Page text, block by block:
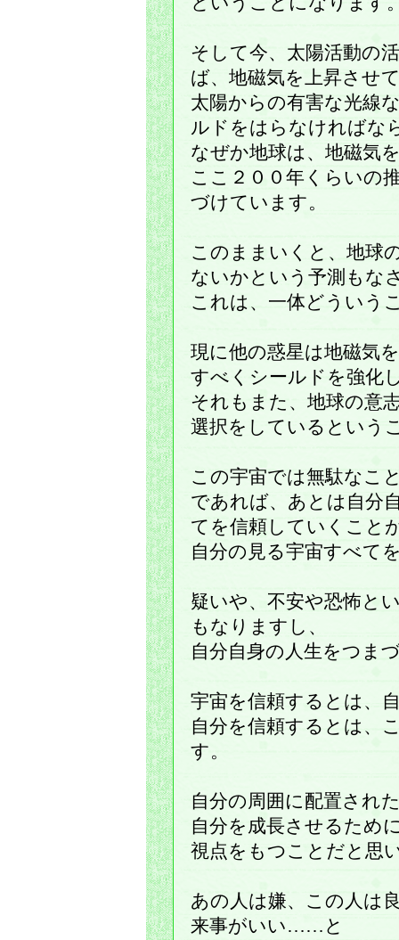
そして今、太陽活動の
ば、地磁気を上昇させ
太陽からの有害な光線
ルドをはらなければな
なぜか地球は、地磁気
ここ２００年くらいの
づけています。
このままいくと、地球
ないかという予測もな
これは、一体どういう
現に他の惑星は地磁気
すべくシールドを強化
それもまた、地球の意
選択をしているという
この宇宙では無駄なこ
であれば、あとは自分
てを信頼していくこと
自分の見る宇宙すべて
疑いや、不安や恐怖と
もなりますし、
自分自身の人生をつま
宇宙を信頼するとは、
自分を信頼するとは、
す。
自分の周囲に配置され
自分を成長させるため
視点をもつことだと思
あの人は嫌、この人は
来事がいい……と